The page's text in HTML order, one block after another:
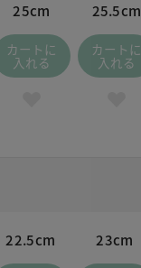
25cm
カートに
入れる
25.5cm
カートに
入れる
22.5cm 23cm